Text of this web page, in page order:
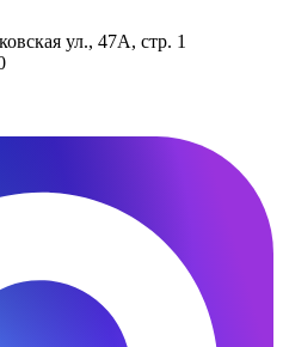
ул., 47А, стр. 1